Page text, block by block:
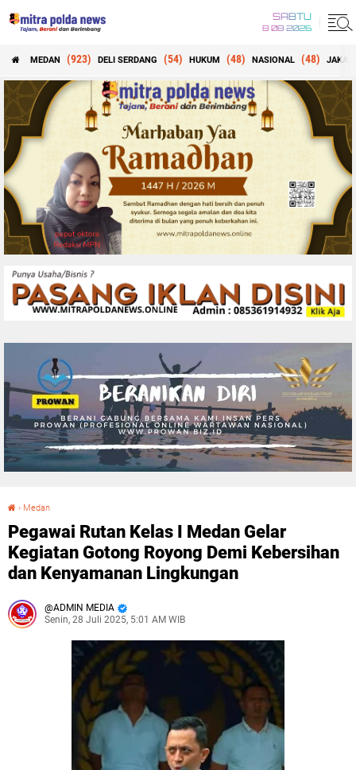
SABTU
8 08 2026
MEDAN (923) DELI SERDANG (54) HUKUM (48) NASIONAL (48)
› Medan
Pegawai Rutan Kelas I Medan Gelar
Kegiatan Gotong Royong Demi Kebersihan
dan Kenyamanan Lingkungan
ADMIN MEDIA
Senin, 28 Juli 2025, 5:01 AM WIB